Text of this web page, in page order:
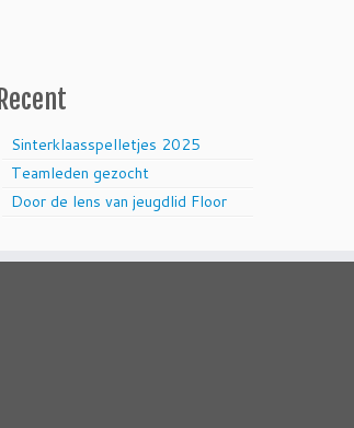
Recent
Sinterklaasspelletjes 2025
Teamleden gezocht
Door de lens van jeugdlid Floor